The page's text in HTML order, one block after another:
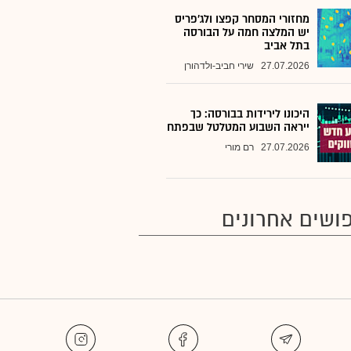
מחזורי המסחר קפצו ולג'פריס
יש המלצה חמה על הבורסה
בתל אביב
27.07.2026 שירי חביב-ולדהורן
היכונו לירידות בבורסה: כך
ייראה השבוע המטלטל שבפתח
27.07.2026 רם מורי
אחרונים